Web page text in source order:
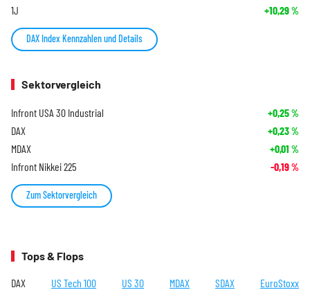
1J +10,29%
DAX Index Kennzahlen und Details
Sektorvergleich
Infront USA 30 Industrial +0,25%
DAX +0,23%
MDAX +0,01 %
Infront Nikkei 225 -0,19%
Zum Sektorvergleich
Tops & Flops
DAX US Tech 100 US 30 MDAX SDAX EuroStoxx